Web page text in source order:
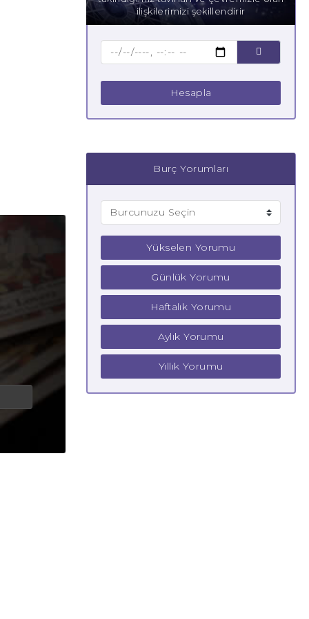
ilişkilerimizi şekillendirir
Hesapla
Burç Yorumları
Yükselen Yorumu
Günlük Yorumu
Haftalık Yorumu
Aylık Yorumu
Yıllık Yorumu